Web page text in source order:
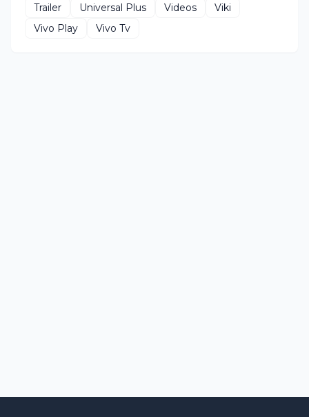
Trailer
Universal Plus Videos
Viki
Vivo Play
Vivo Tv